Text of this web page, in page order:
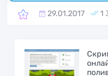
29.01.2017 1